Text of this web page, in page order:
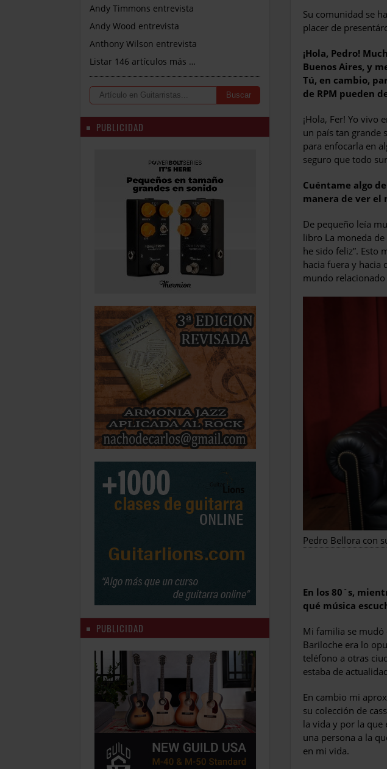
Su comunidad se
placer de
¡Hola, Pedro!
Buenos Aires, y
Tú, en cambio,
de RPM pueden
¡Hola, Fer! Yo vivo
un país tan grande
para enfocarla en
seguro que todo
Cuéntame algo
manera de ver el
De pequeño leía
libro La moneda
he sido feliz”. Esto
hacia fuera y hacia
mundo
Pedro Bellora con
En los 80´s,
qué música
Mi familia se mudó
Bariloche era lo
teléfono a otras
estaba de
En cambio mi
su colección de
la vida y por la que
una persona a la
en mi vida.
Andy Timmons entrevista
Andy Wood entrevista
Anthony Wilson entrevista
Listar 146 artículos más …
PUBLICIDAD
PUBLICIDAD